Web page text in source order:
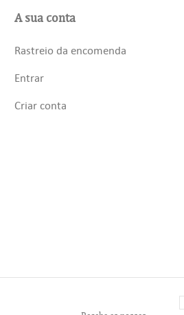
A sua conta
Rastreio da encomenda
Entrar
Criar conta